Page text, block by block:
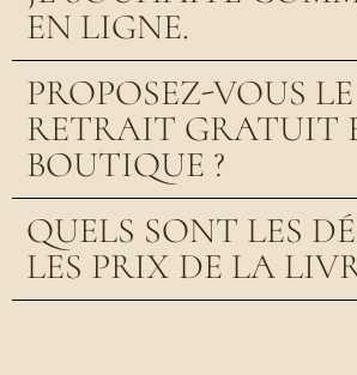
EN LIGNE.
PROPOSEZ-VOUS LE
RETRAIT GRATUIT
BOUTIQUE ?
QUELS SONT LES
LES PRIX DE LA